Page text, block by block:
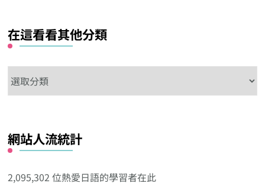
在這看看其他分類
這
其
他
類
網站人流統計
2,095,302 位熱愛日語的學習者在此